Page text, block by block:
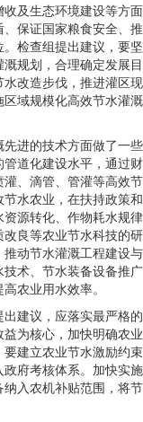
及生态环境建设等方面
保证国家粮食安全、推
检查组提出建议，要坚
规划，合理确定发展目
改造步伐，推进灌区现
域规模化高效节水灌溉
进的技术方面做了一些
道化建设水平，通过财
、滴管、管灌等高效节
水农业，在扶持政策和
源转化、作物耗水规律
良等农业节水科技的研
动节水灌溉工程建设与
术、节水装备设备推广
农业用水效率。
建议，应落实最严格的
为核心，加快明确农业
建立农业节水激励约束
府考核体系。加快实施
入农机补贴范围，将节